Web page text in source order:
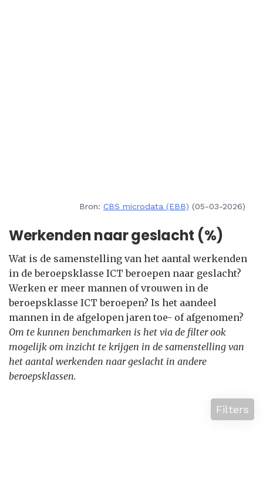
Bron: CBS microdata (EBB) (05-03-2026)
Werkenden naar geslacht (%)
Wat is de samenstelling van het aantal werkenden
in de beroepsklasse ICT beroepen naar geslacht?
Werken er meer mannen of vrouwen in de
beroepsklasse ICT beroepen? Is het aandeel
mannen in de afgelopen jaren toe- of afgenomen?
Om te kunnen benchmarken is het via de filter ook
mogelijk om inzicht te krijgen in de samenstelling van
het aantal werkenden naar geslacht in andere
beroepsklassen.
Filters